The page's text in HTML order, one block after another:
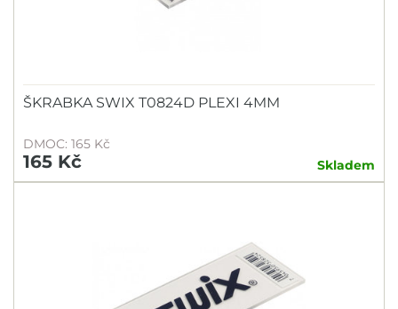
ŠKRABKA SWIX T0824D PLEXI 4MM
DMOC: 165 Kč
165 Kč Skladem